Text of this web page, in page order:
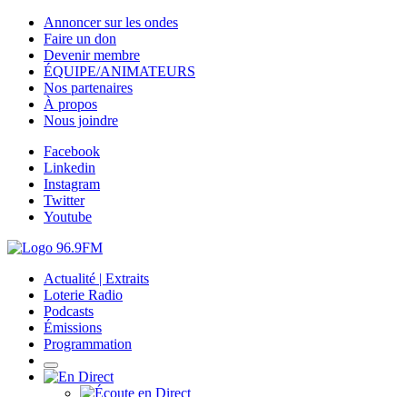
Annoncer sur les ondes
Faire un don
Devenir membre
ÉQUIPE/ANIMATEURS
Nos partenaires
À propos
Nous joindre
Facebook
Linkedin
Instagram
Twitter
Youtube
Actualité | Extraits
Loterie Radio
Podcasts
Émissions
Programmation